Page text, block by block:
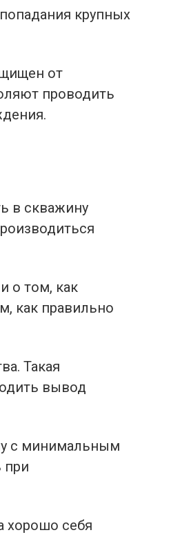
крупных
от
проводить
в скважину
о том, как
как правильно
Такая
вывод
с минимальным
при
хорошо себя